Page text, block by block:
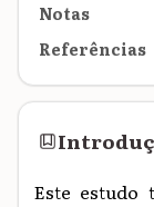
Notas
Referências
Este estudo